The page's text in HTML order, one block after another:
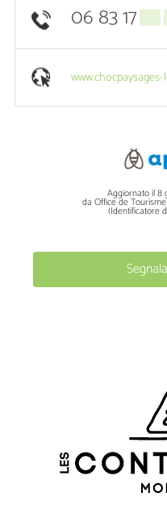
06 83 17▒▒
Aggiornato il 8
da Office de
(Identificatore